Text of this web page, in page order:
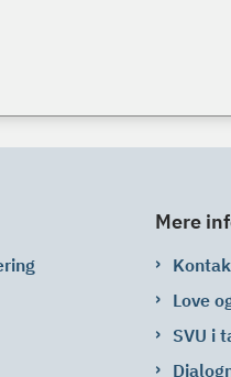
Mere
Love
SVU i